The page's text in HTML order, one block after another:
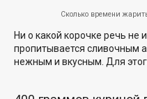
Сколько времени
Ни о какой корочке речь не
пропитывается сливочным
нежным и вкусным. Для